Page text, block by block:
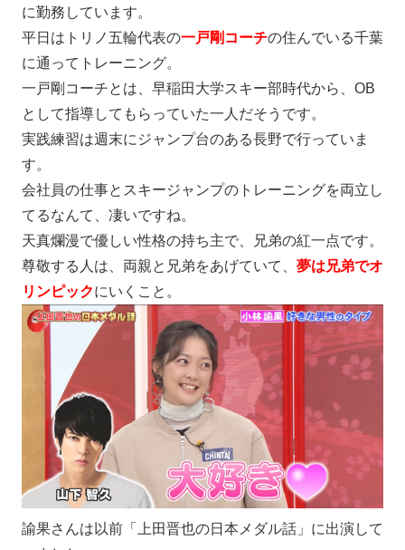
に勤務しています。
平日はトリノ五輪代表の一戸剛コーチの住んでいる千葉
に通ってトレーニング。
一戸剛コーチとは、早稲田大学スキー部時代から、OB
として指導してもらっていた一人だそうです。
実践練習は週末にジャンプ台のある長野で行っていま
す。
会社員の仕事とスキージャンプのトレーニングを両立し
てるなんて、凄いですね。
天真爛漫で優しい性格の持ち主で、兄弟の紅一点です。
尊敬する人は、両親と兄弟をあげていて、 夢は兄弟でオ
リンピックにいくこと。
諭果さんは以前「上田晋也の日本メダル話」に出演して